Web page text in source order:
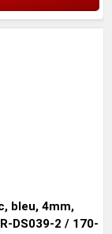
bleu, 4mm,
DS039-2 / 170-